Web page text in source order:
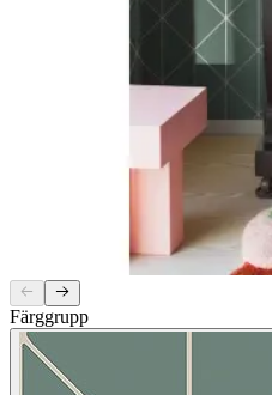
Färggrupp